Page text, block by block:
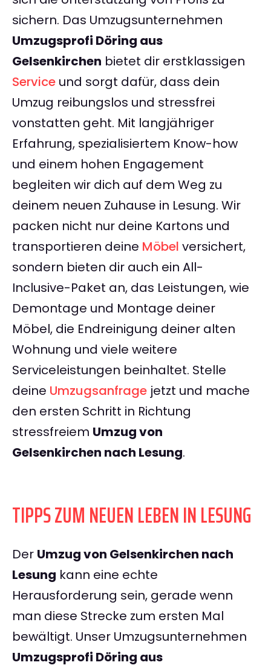
sichern. Das Umzugsunternehmen
Umzugsprofi Döring aus
Gelsenkirchen bietet dir erstklassigen
Service und sorgt dafür, dass dein
Umzug reibungslos und stressfrei
vonstatten geht. Mit langjähriger
Erfahrung, spezialisiertem Know-how
und einem hohen Engagement
begleiten wir dich auf dem Weg zu
deinem neuen Zuhause in Lesung. Wir
packen nicht nur deine Kartons und
transportieren deine Möbel versichert,
sondern bieten dir auch ein All-
Inclusive-Paket an, das Leistungen, wie
Demontage und Montage deiner
Möbel, die Endreinigung deiner alten
Wohnung und viele weitere
Serviceleistungen beinhaltet. Stelle
deine Umzugsanfrage jetzt und mache
den ersten Schritt in Richtung
stressfreiem Umzug von
Gelsenkirchen nach Lesung.
TIPPS ZUM NEUEN LEBEN IN LESUNG
Der Umzug von Gelsenkirchen nach
Lesung kann eine echte
Herausforderung sein, gerade wenn
man diese Strecke zum ersten Mal
bewältigt. Unser Umzugsunternehmen
Umzugsprofi Döring aus